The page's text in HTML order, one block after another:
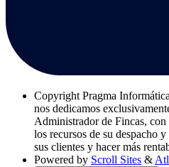
Copyright Pragma
nos dedicamos
Administrador de Fincas,
los recursos de su despacho
sus clientes y hacer más
Powered by Scroll Sites &